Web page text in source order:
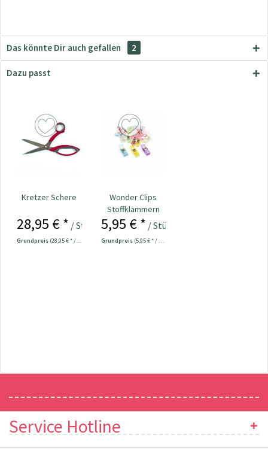
Das könnte Dir auch gefallen 2
Dazu passt
Kretzer Schere
28,95 € * / Stück
Grundpreis (28,95 € * / 1 Stück)
Wonder Clips
Stoffklammern
klein - 20 Stück
5,95 € * / Stück
Grundpreis (5,95 € * / 1 Stück)
Service Hotline